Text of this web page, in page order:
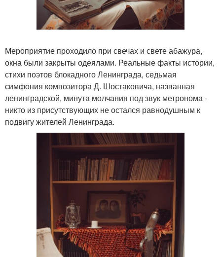
Мероприятие проходило при свечах и свете абажура,
окна были закрыты одеялами. Реальные факты истории,
стихи поэтов блокадного Ленинграда, седьмая
симфония композитора Д. Шостаковича, названная
ленинградской, минута молчания под звук метронома -
никто из присутствующих не остался равнодушным к
подвигу жителей Ленинграда.